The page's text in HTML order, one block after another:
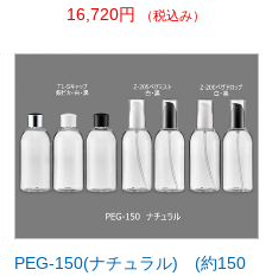
16,720円
（税込み）
PEG-150(ナチュラル) (約150